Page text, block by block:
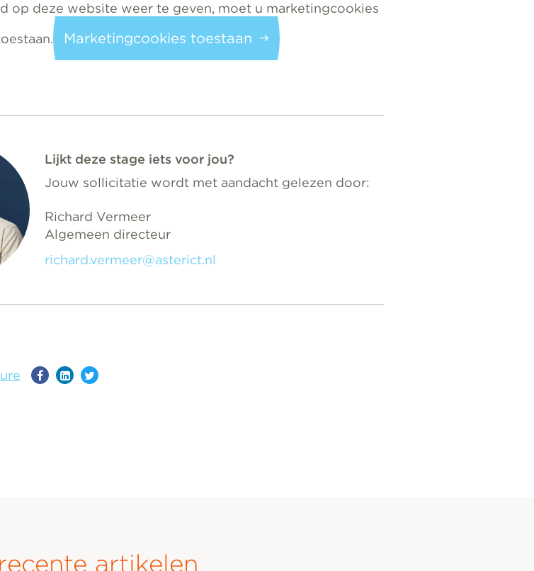
op deze website weer te geven, moet u marketingcookies
Marketingcookies toestaan
Lijkt deze stage iets voor jou?
Jouw sollicitatie wordt met aandacht gelezen door:
Richard Vermeer
Algemeen directeur
richard.vermeer@asterict.nl
artikelen